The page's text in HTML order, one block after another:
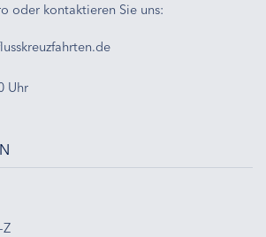
oder kontaktieren Sie uns:
Uhr
Z